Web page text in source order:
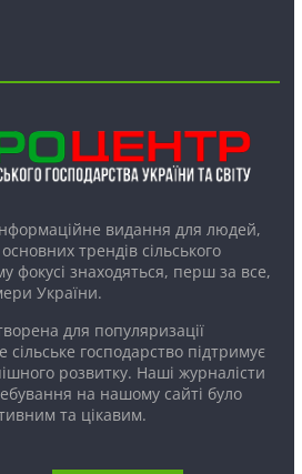
видання для людей,
трендів сільського
фокусі знаходяться, перш за все,
України.
для популяризації
господарство підтримує
розвитку. Наші журналісти
на нашому сайті було
та цікавим.